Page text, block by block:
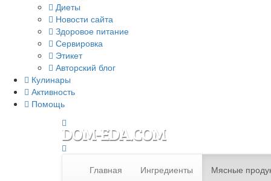
Диеты
Новости сайта
Здоровое питание
Сервировка
Этикет
Авторский блог
Кулинары
Активность
Помощь
Главная Ингредиенты Мясные